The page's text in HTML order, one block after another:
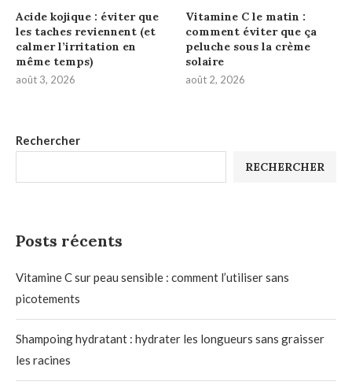
Rechercher
RECHERCHER
Posts récents
Vitamine C sur peau sensible : comment l’utiliser sans
picotements
Shampoing hydratant : hydrater les longueurs sans graisser
les racines
Acide kojique : éviter que
les taches reviennent (et
calmer l’irritation en
même temps)
août 3, 2026
Vitamine C le matin :
comment éviter que ça
peluche sous la crème
solaire
août 2, 2026